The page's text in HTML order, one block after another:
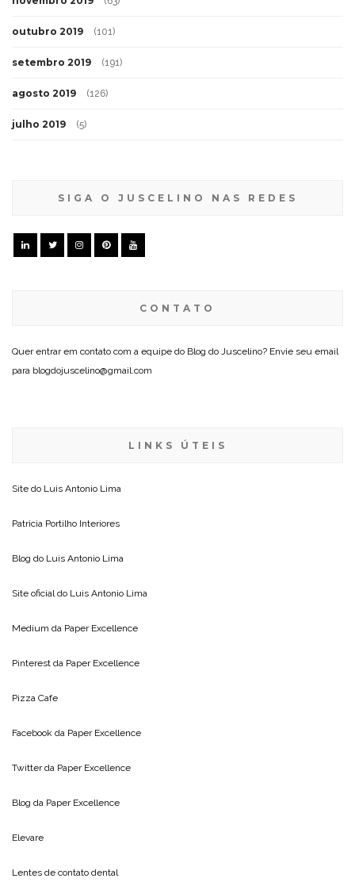
outubro 2019 (101)
setembro 2019 (191)
agosto 2019 (126)
julho 2019 (5)
SIGA O JUSCELINO NAS REDES
CONTATO
Quer entrar em contato com a equipe do Blog do Juscelino? Envie seu email
para blogdojuscelino@gmail.com
LINKS ÚTEIS
Site do Luis Antonio Lima
Patricia Portilho Interiores
Blog do Luis Antonio Lima
Site oficial do Luis Antonio Lima
Medium da Paper Excellence
Pinterest da Paper Excellence
Pizza Cafe
Facebook da Paper Excellence
Twitter da Paper Excellence
Blog da Paper Excellence
Elevare
Lentes de contato dental